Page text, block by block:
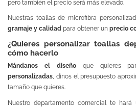
pero también el precio será más elevado.
Nuestras toallas de microfibra
gramaje y calidad para obtener un precio
¿Quieres personalizar toallas
cómo hacerlo
Mándanos el diseñoque quieres
personalizadas, dinos el presupuesto
tamaño que quieres.
Nuestro departamento comercial te hará